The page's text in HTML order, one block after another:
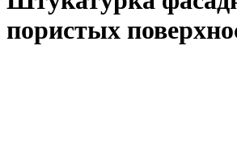
пористых